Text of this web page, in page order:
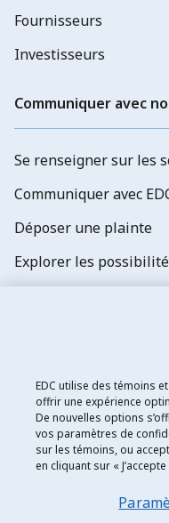
Fournisseurs
Investisseurs
Communiquer avec
Se renseigner sur les
Communiquer avec
Déposer une plainte
Explorer les
Exportation et
Énoncé de confidentialité
EDC utilise des témoins
offrir une expérience
De nouvelles options
vos paramètres de
sur les témoins, ou
en cliquant sur « J’accepte